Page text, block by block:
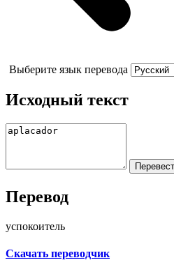
Выберите язык перевода
Исходный текст
Перевод
успокоитель
Скачать переводчик